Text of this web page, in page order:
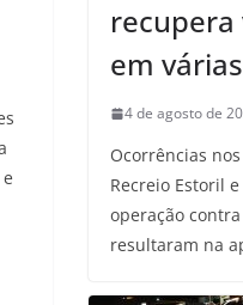
em
4 de agosto de
Ocorrências
Recreio Estoril
operação
resultaram na